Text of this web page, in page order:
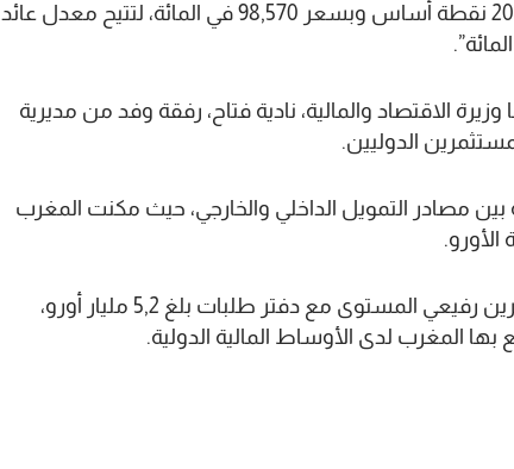
1 مليار أورو، وتم إصدارها بهامش مخاطر يبلغ 200 نقطة أساس وبسعر 98,570 في المائة، لتتيح معدل عائد
الاقتصاد والمالية، نادية فتاح، رفقة وفد من مديرية
الدوليين.
بين مصادر التمويل الداخلي والخارجي، حيث مكنت المغرب
وحظي هذا الإصدار، الذي تم وضعه لدى مستثمرين رفيعي المستوى مع دفتر طلبات بلغ 5,2 مليار أورو،
المغرب لدى الأوساط المالية الدولية.